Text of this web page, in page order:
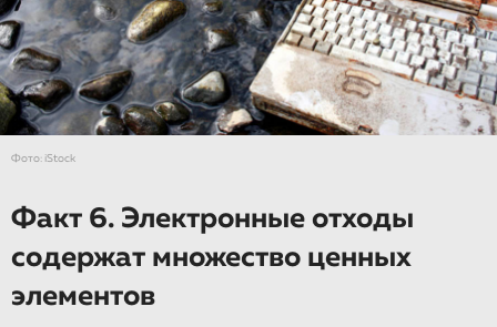
Фото: iStock
Факт 6. Электронные отходы
содержат множество ценных
элементов